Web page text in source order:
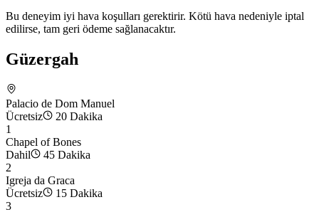
Bu deneyim iyi hava koşulları gerektirir. Kötü hava nedeniyle iptal
edilirse, tam geri ödeme sağlanacaktır.
Güzergah
Palacio de Dom Manuel
Ücretsiz
20 Dakika
1
Chapel of Bones
Dahil
45 Dakika
2
Igreja da Graca
Ücretsiz
15 Dakika
3